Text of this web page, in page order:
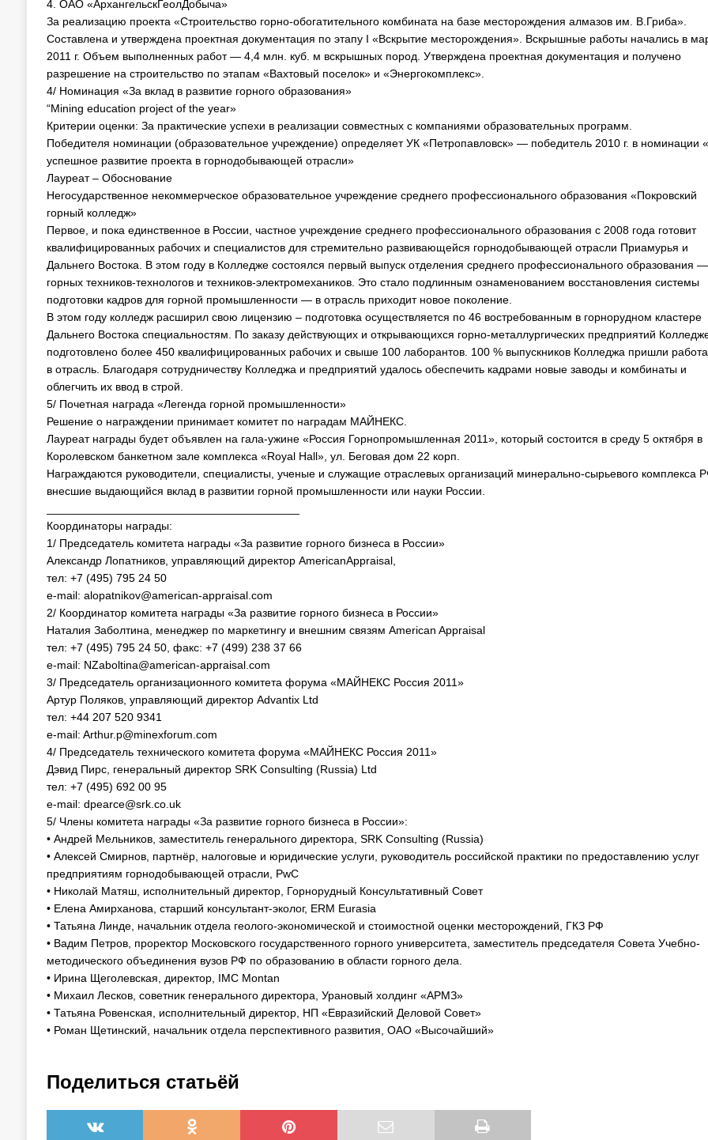
4. ОАО «АрхангельскГеолДобыча»
За реализацию проекта «Строительство горно-обогатительного комбината на базе месторождения алмазов им. В.Гриба».
Составлена и утверждена проектная документация по этапу I «Вскрытие месторождения». Вскрышные работы начались в
2011 г. Объем выполненных работ — 4,4 млн. куб. м вскрышных пород. Утверждена проектная документация и получено
разрешение на строительство по этапам «Вахтовый поселок» и «Энергокомплекс».
4/ Номинация «За вклад в развитие горного образования»
“Mining education project of the year»
Критерии оценки: За практические успехи в реализации совместных с компаниями образовательных программ.
Победителя номинации (образовательное учреждение) определяет УК «Петропавловск» — победитель 2010 г. в номинации
успешное развитие проекта в горнодобывающей отрасли»
Лауреат – Обоснование
Негосударственное некоммерческое образовательное учреждение среднего профессионального образования «Покровский
горный колледж»
Первое, и пока единственное в России, частное учреждение среднего профессионального образования с 2008 года готовит
квалифицированных рабочих и специалистов для стремительно развивающейся горнодобывающей отрасли Приамурья и
Дальнего Востока. В этом году в Колледже состоялся первый выпуск отделения среднего профессионального образования —
горных техников-технологов и техников-электромехаников. Это стало подлинным ознаменованием восстановления системы
подготовки кадров для горной промышленности — в отрасль приходит новое поколение.
В этом году колледж расширил свою лицензию – подготовка осуществляется по 46 востребованным в горнорудном кластере
Дальнего Востока специальностям. По заказу действующих и открывающихся горно-металлургических предприятий
подготовлено более 450 квалифицированных рабочих и свыше 100 лаборантов. 100 % выпускников Колледжа пришли
в отрасль. Благодаря сотрудничеству Колледжа и предприятий удалось обеспечить кадрами новые заводы и комбинаты и
облегчить их ввод в строй.
5/ Почетная награда «Легенда горной промышленности»
Решение о награждении принимает комитет по наградам МАЙНЕКС.
Лауреат награды будет объявлен на гала-ужине «Россия Горнопромышленная 2011», который состоится в среду 5 октября в
Королевском банкетном зале комплекса «Royal Hall», ул. Беговая дом 22 корп.
Награждаются руководители, специалисты, ученые и служащие отраслевых организаций минерально-сырьевого комплекса
внесшие выдающийся вклад в развитии горной промышленности или науки России.
Координаторы награды:
1/ Председатель комитета награды «За развитие горного бизнеса в России»
Александр Лопатников, управляющий директор AmericanAppraisal,
тел: +7 (495) 795 24 50
e-mail: alopatnikov@american-appraisal.com
2/ Координатор комитета награды «За развитие горного бизнеса в России»
Наталия Заболтина, менеджер по маркетингу и внешним связям American Appraisal
тел: +7 (495) 795 24 50, факс: +7 (499) 238 37 66
е-mail: NZaboltina@american-appraisal.com
3/ Председатель организационного комитета форума «МАЙНЕКС Россия 2011»
Артур Поляков, управляющий директор Advantix Ltd
тел: +44 207 520 9341
e-mail: Arthur.p@minexforum.com
4/ Председатель технического комитета форума «МАЙНЕКС Россия 2011»
Дэвид Пирс, генеральный директор SRK Consulting (Russia) Ltd
тел: +7 (495) 692 00 95
e-mail: dpearce@srk.co.uk
5/ Члены комитета награды «За развитие горного бизнеса в России»:
• Андрей Мельников, заместитель генерального директора, SRK Consulting (Russia)
• Алексей Смирнов, партнёр, налоговые и юридические услуги, руководитель российской практики по предоставлению услуг
предприятиям горнодобывающей отрасли, PwC
• Николай Матяш, исполнительный директор, Горнорудный Консультативный Совет
• Елена Амирханова, старший консультант-эколог, ERM Eurasia
• Татьяна Линде, начальник отдела геолого-экономической и стоимостной оценки месторождений, ГКЗ РФ
• Вадим Петров, проректор Московского государственного горного университета, заместитель председателя Совета Учебно-
методического объединения вузов РФ по образованию в области горного дела.
• Ирина Щеголевская, директор, IMC Montan
• Михаил Лесков, советник генерального директора, Урановый холдинг «АРМЗ»
• Татьяна Ровенская, исполнительный директор, НП «Евразийский Деловой Совет»
• Роман Щетинский, начальник отдела перспективного развития, ОАО «Высочайший»
Поделиться статьёй